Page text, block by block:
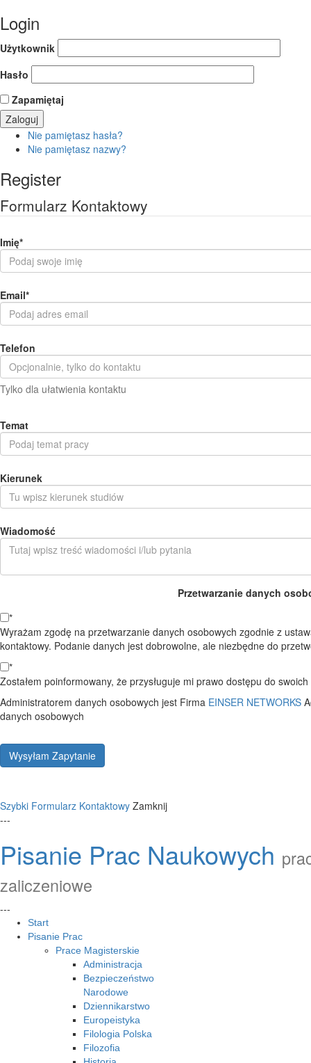
Login
Użytkownik
Hasło
Zapamiętaj
Nie pamiętasz hasła?
Nie pamiętasz nazwy?
Register
Formularz Kontaktowy
Imię*
Email*
Telefon
Tylko dla ułatwienia kontaktu
Temat
Kierunek
Wiadomość
Przetwarzanie danych
*
Wyrażam zgodę na przetwarzanie danych osobowych zgodnie z
kontaktowy. Podanie danych jest dobrowolne, ale niezbędne do
*
Zostałem poinformowany, że przysługuje mi prawo dostępu do
Administratorem danych osobowych jest Firma EINSER NETWORKS
danych osobowych
Wysyłam Zapytanie
Szybki Formularz Kontaktowy Zamknij
---
Pisanie Prac Naukowych
zaliczeniowe
---
Start
Pisanie Prac
Prace Magisterskie
Administracja
Bezpieczeństwo
Narodowe
Dziennikarstwo
Europeistyka
Filologia Polska
Filozofia